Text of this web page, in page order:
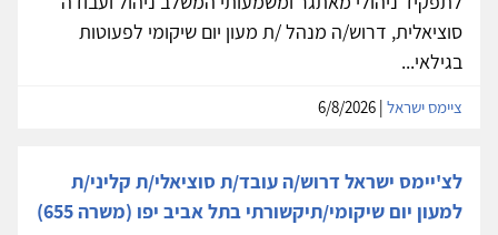
סוציאלית, דרוש/ה מנהל /ת מעון יום שיקומי לפעוטות
בגילאי...
ציימס ישראל
לצ'יימס ישראל דרוש/ה עובד/ת סוציאלי/ת קליני/ת
למעון יום שיקומי/תיקשורתי בתל אביב יפו (משרה 655)